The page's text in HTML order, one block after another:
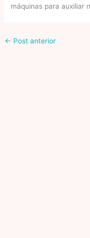
máquinas para auxiliar
← Post anterior